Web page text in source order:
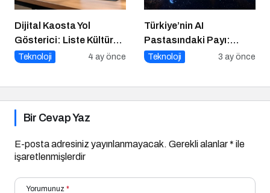
Dijital Kaosta Yol
Gösterici: Liste Kültürü
ve İnteraktif Çözümlerin
Teknoloji 4 ay önce
Türkiye’nin AI
Pastasındaki Payı:
Üretici mi, Tüketici mi?
Teknoloji 3 ay önce
Bir Cevap Yaz
E-posta adresiniz yayınlanmayacak. Gerekli alanlar* ile
işaretlenmişlerdir
Yorumunuz *